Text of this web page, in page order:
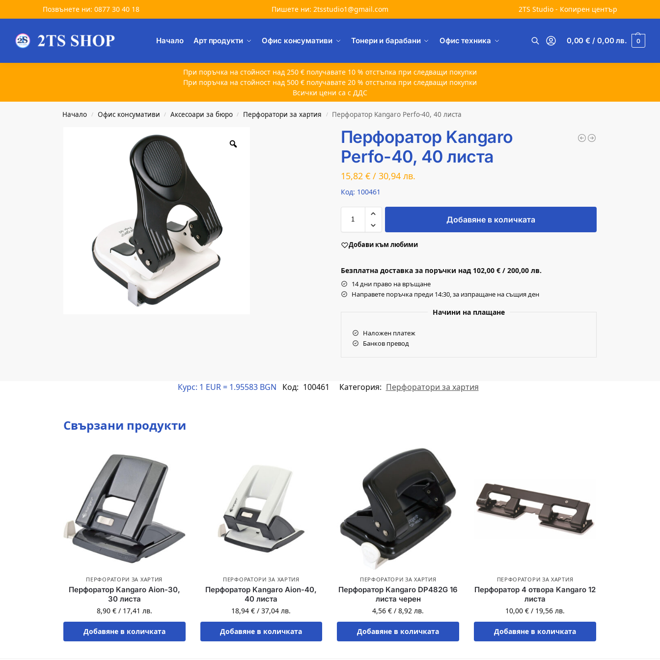
Позвънете ни: 0877 30 40 18 Пишете ни: 2tsstudio1@gmail.com 2TS Studio - Копирен център
Начало Арт продукти Офис консумативи Тонери и барабани Офис техника
Търсене
0,00€ / 0,00лв. 0
При поръчка на стойност над 250 € получавате 10 % отстъпка при следващи покупки
При поръчка на стойност над 500 € получавате 20 % отстъпка при следващи покупки
Всички цени са с ДДС
Начало / Офис консумативи / Аксесоари за бюро / Перфоратори за хартия / Перфоратор Kangaro Perfo-40, 40 листа
Перфоратор Kangaro
Perfo-40, 40 листа
15,82 € / 30,94 лв.
Код: 100461
Добавяне в количката
Добави към любими
Безплатна доставка за поръчки над 102,00 € / 200,00 лв.
14 дни право на връщане
Направете поръчка преди 14:30, за изпращане на същия ден
Начини на плащане
Наложен платеж
Банков превод
Курс: 1 EUR = 1.95583 BGN Код: 100461 Категория: Перфоратори за хартия
Свързани продукти
ПЕРФОРАТОРИ ЗА ХАРТИЯ
Перфоратор Kangaro Aion-30,
30 листа
8,90 € / 17,41 лв.
Добавяне в количката
ПЕРФОРАТОРИ ЗА ХАРТИЯ
Перфоратор Kangaro Aion-40,
40 листа
18,94€ /37,04лв.
Добавяне в количката
ПЕРФОРАТОРИ ЗА ХАРТИЯ
Перфоратор Kangaro DP482G 16
листа черен
4,56€ /8,92лв.
Добавяне в количката
ПЕРФОРАТОРИ ЗА ХАРТИЯ
Перфоратор 4 отвора Kangaro 12
листа
10,00 € / 19,56 лв.
Добавяне в количката